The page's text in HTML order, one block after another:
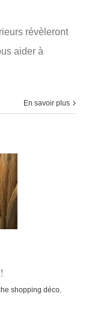
révèleront
aider à
En savoir plus
shopping déco,